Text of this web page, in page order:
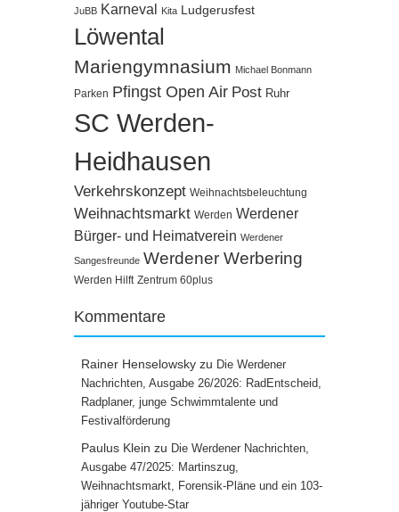
JuBB Karneval Kita Ludgerusfest
Löwental
Mariengymnasium Michael Bonmann
Parken Pfingst Open Air Post Ruhr
SC Werden-
Heidhausen
Verkehrskonzept Weihnachtsbeleuchtung
Weihnachtsmarkt Werden Werdener
Bürger- und Heimatverein Werdener
Sangesfreunde Werdener Werbering
Werden Hilft Zentrum 60plus
Kommentare
Rainer Henselowsky zu Die Werdener
Nachrichten, Ausgabe 26/2026: RadEntscheid,
Radplaner, junge Schwimmtalente und
Festivalförderung
Paulus Klein zu Die Werdener Nachrichten,
Ausgabe 47/2025: Martinszug,
Weihnachtsmarkt, Forensik-Pläne und ein 103-
jähriger Youtube-Star